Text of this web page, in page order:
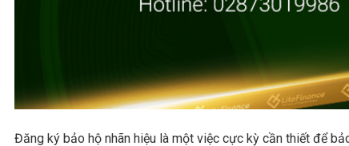
Đăng ký bảo hộ nhãn hiệu là một việc cực kỳ cần thiết để